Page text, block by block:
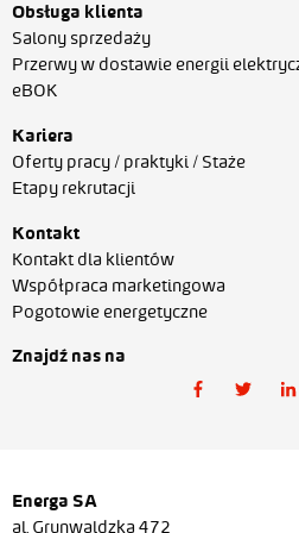
Obsługa klienta
Salony sprzedaży
Przerwy w dostawie energii
eBOK
Kariera
Oferty pracy / praktyki / Staże
Etapy rekrutacji
Kontakt
Kontakt dla klientów
Współpraca marketingowa
Pogotowie energetyczne
Znajdź nas na
Energa SA
al. Grunwaldzka 472